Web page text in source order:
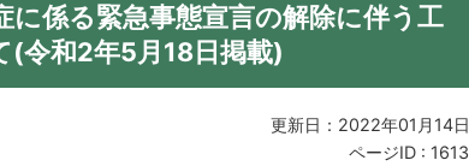
係る緊急事態宣言の解除に伴う工
(令和2年5月18日掲載)
更新日：2022年01月14日
ページID : 1613